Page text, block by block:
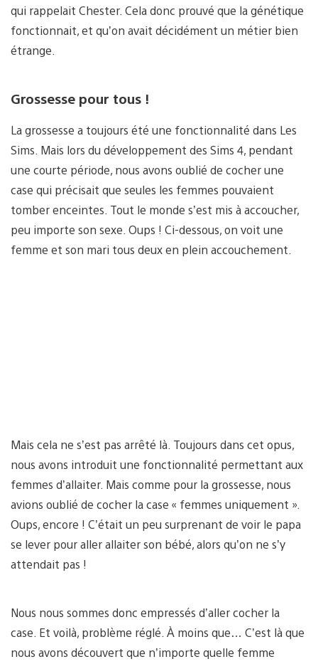
qui rappelait Chester. Cela donc prouvé que la génétique
fonctionnait, et qu’on avait décidément un métier bien
étrange.
Grossesse pour tous !
La grossesse a toujours été une fonctionnalité dans Les
Sims. Mais lors du développement des Sims 4, pendant
une courte période, nous avons oublié de cocher une
case qui précisait que seules les femmes pouvaient
tomber enceintes. Tout le monde s’est mis à accoucher,
peu importe son sexe. Oups ! Ci-dessous, on voit une
femme et son mari tous deux en plein accouchement.
Mais cela ne s’est pas arrêté là. Toujours dans cet opus,
nous avons introduit une fonctionnalité permettant aux
femmes d’allaiter. Mais comme pour la grossesse, nous
avions oublié de cocher la case « femmes uniquement ».
Oups, encore ! C’était un peu surprenant de voir le papa
se lever pour aller allaiter son bébé, alors qu’on ne s’y
attendait pas !
Nous nous sommes donc empressés d’aller cocher la
case. Et voilà, problème réglé. À moins que… C’est là que
nous avons découvert que n’importe quelle femme